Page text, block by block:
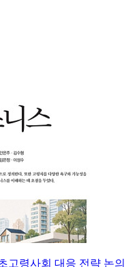
고령사회 대응 전략 논의